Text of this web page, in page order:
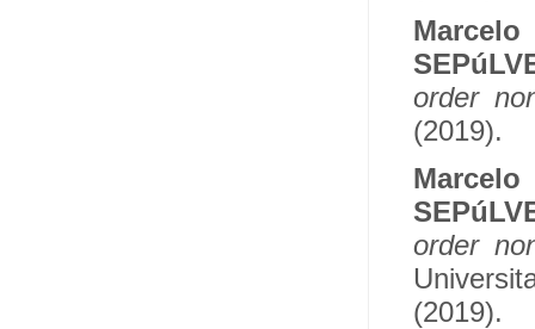
order
(2019).
order
(2019).